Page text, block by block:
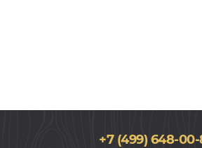
+7 (499) 648-